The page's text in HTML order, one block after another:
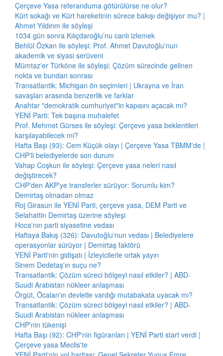
Çerçeve Yasa referanduma götürülürse ne olur?
Kürt sokağı ve Kürt hareketinin sürece bakışı değişiyor mu? |
Ahmet Yıldırım ile söyleşi
1034 gün sonra Kılıçdaroğlu’nu canlı izlemek
Behlül Özkan ile söyleşi: Prof. Ahmet Davutoğlu'nun
akademik ve siyasi serüveni
Mümtaz'er Türköne ile söyleşi: Çözüm sürecinde gelinen
nokta ve bundan sonrası
Transatlantik: Michigan ön seçimleri | Ukrayna ve İran
savaşları arasında benzerlik ve farklar
Anahtar "demokratik cumhuriyet"in kapısını açacak mı?
YENİ Parti: Tek başına muhalefet
Prof. Mehmet Gürses ile söyleşi: Çerçeve yasa beklentileri
karşılayabilecek mi?
Hafta Başı (93): Cem Küçük olayı | Çerçeve Yasa TBMM'de |
CHP'li belediyelerde son durum
Vahap Coşkun ile söyleşi: Çerçeve yasa neleri nasıl
değiştirecek?
CHP'den AKP'ye transferler sürüyor: Sorumlu kim?
Demirtaş olmadan olmaz
Roj Girasun ile YENİ Parti, çerçeve yasa, DEM Parti ve
Selahattin Demirtaş üzerine söyleşi
Hoca'nın parti siyasetine vedası
Haftaya Bakış (326): Davutoğlu'nun vedası | Belediyelere
operasyonlar sürüyor | Demirtaş faktörü
YENİ Parti'nin gidişatı | İzleyicilerle ortak yayın
Sinem Dedetaş'ın suçu ne?
Transatlantik: Çözüm süreci bölgeyi nasıl etkiler? | ABD-
Suudi Arabistan nükleer anlaşması
Örgüt, Öcalan'ın devletle vardığı mutabakata uyacak mı?
Transatlantik: Çözüm süreci bölgeyi nasıl etkiler? | ABD-
Suudi Arabistan nükleer anlaşması
CHP'nin tükenişi
Hafta Başı (92): CHP'nin figüranları | YENİ Parti start verdi |
Çerçeve yasa Meclis'te